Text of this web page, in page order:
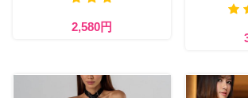
2,580円